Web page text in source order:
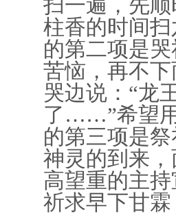
扫一遍，先
柱香的时间
的第二项是
苦恼，再不
哭边说：“龙
了……”希望
的第三项是
神灵的到来
高望重的主
祈求早下甘